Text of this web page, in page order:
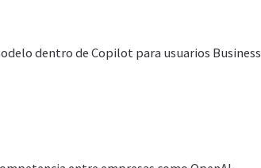
dentro de Copilot para usuarios Business